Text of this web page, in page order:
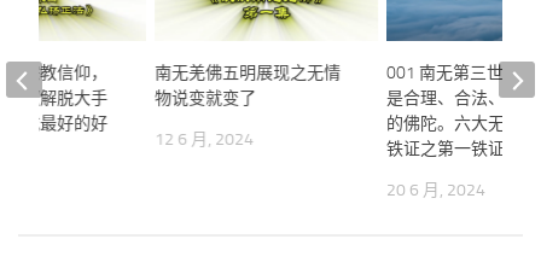
南无羌佛五明展现之无情
物说变就变了
12 6 月, 2024
001 南无第三世多
是合理、合法、铁
的佛陀。六大无可
铁证之第一铁证。
20 6 月, 2024
宗教信仰，
习《解脱大手
变成最好的好